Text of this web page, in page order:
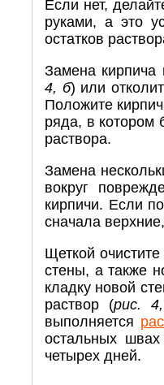
Если нет,
руками, а это
остатков
Замена
4, б) или
Положите
ряда, в котором
раствора.
Замена
вокруг
кирпичи. Если
сначала
Щеткой
стены, а также
кладку новой
раствор (рис.
выполняется
остальных
четырех дней.